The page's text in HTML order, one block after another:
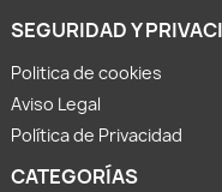
SEGURIDAD Y
Politica de cookies
Aviso Legal
Política de Privacidad
CATEGORÍAS